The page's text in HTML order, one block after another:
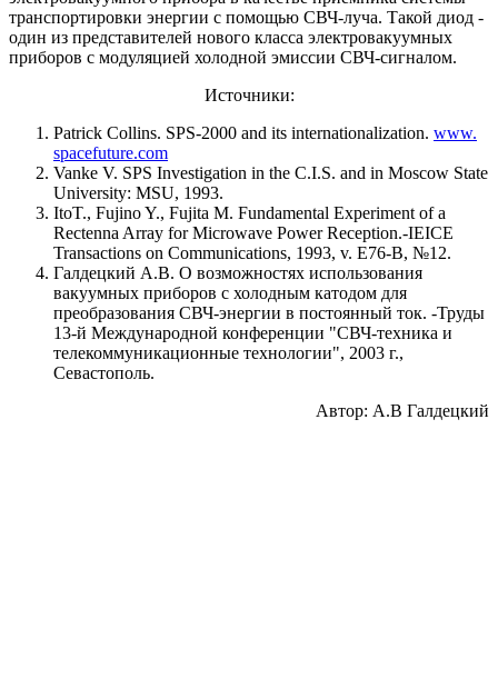
транспортировки энергии с помощью СВЧ-луча. Такой диод -
один из представителей нового класса электровакуумных
приборов с модуляцией холодной эмиссии СВЧ-сигналом.
Источники:
Patrick Collins. SPS-2000 and its internationalization. www.
spacefuture.com
Vanke V. SPS Investigation in the C.I.S. and in Moscow State
University: MSU, 1993.
ItoT., Fujino Y., Fujita M. Fundamental Experiment of a
Rectenna Array for Microwave Power Reception.-IEICE
Transactions on Communications, 1993, v. E76-B, №12.
Галдецкий А.В. О возможностях использования
вакуумных приборов с холодным катодом для
преобразования СВЧ-энергии в постоянный ток. -Труды
13-й Международной конференции "СВЧ-техника и
телекоммуникационные технологии", 2003 г.,
Севастополь.
Автор: А.В Галдецкий